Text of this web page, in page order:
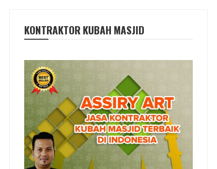
KONTRAKTOR KUBAH MASJID